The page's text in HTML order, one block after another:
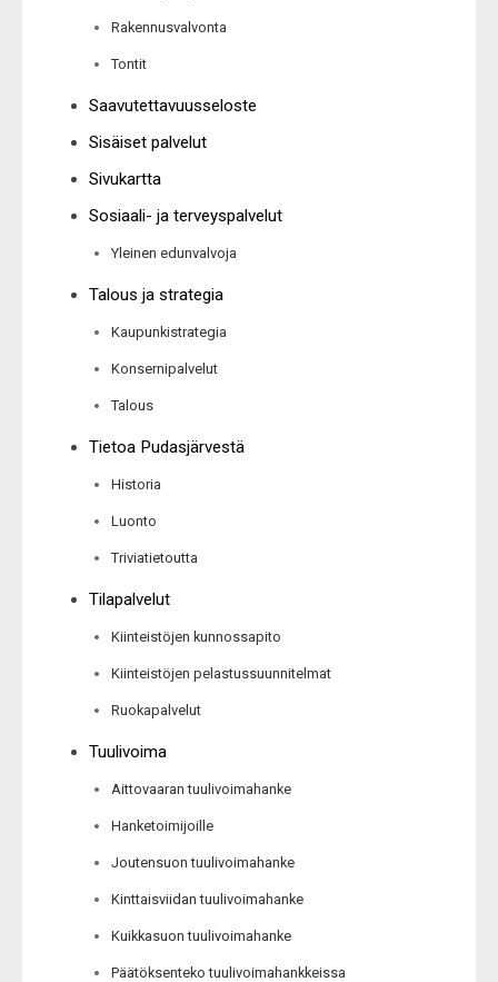
Rakennusvalvonta
Tontit
Saavutettavuusseloste
Sisäiset palvelut
Sivukartta
Sosiaali- ja terveyspalvelut
Yleinen edunvalvoja
Talous ja strategia
Kaupunkistrategia
Konsernipalvelut
Talous
Tietoa Pudasjärvestä
Historia
Luonto
Triviatietoutta
Tilapalvelut
Kiinteistöjen kunnossapito
Kiinteistöjen pelastussuunnitelmat
Ruokapalvelut
Tuulivoima
Aittovaaran tuulivoimahanke
Hanketoimijoille
Joutensuon tuulivoimahanke
Kinttaisviidan tuulivoimahanke
Kuikkasuon tuulivoimahanke
Päätöksenteko tuulivoimahankkeissa